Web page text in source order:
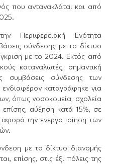
που αντανακλάται και από
Περιφερειακή Ενότητα
σύνδεσης με το δίκτυο
με το 2024. Εκτός από
καταναλωτές, σημαντική
συμβάσεις σύνδεσης των
καταγράφηκε για
όπως νοσοκομεία, σχολεία
αύξηση κατά 15%, σε
την ενεργοποίηση των
με το δίκτυο διανομής
επίσης, στις έξι πόλεις της